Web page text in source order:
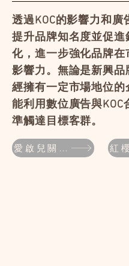
透過KOC的影響力和廣
提升品牌知名度並促進
化，進一步強化品牌在
影響力。無論是新興品
經擁有一定市場地位的
能利用數位廣告與KOC
準觸達目標客群。
愛啟兒關懷協會